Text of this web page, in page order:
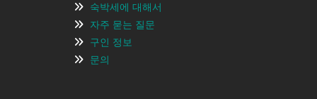
숙박세에 대해서
자주 묻는 질문
구인 정보
문의